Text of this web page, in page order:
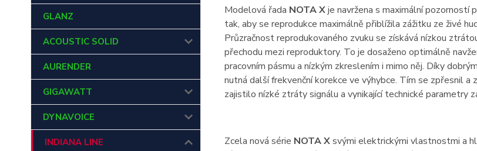
GLANZ
ACOUSTIC SOLID
AURENDER
GIGAWATT
DYNAVOICE
INDIANA LINE
Modelová řada NOTA Xje navržena s maximální pozorností
tak, aby se reprodukce maximálně přiblížila zážitku ze živé
Průzračnost reprodukovaného zvuku se získává nízkou
přechodu mezi reproduktory. To je dosaženo optimálně
pracovním pásmu a nízkým zkreslením i mimo něj. Díky
nutná další frekvenční korekce ve výhybce. Tím se zpřesnil
zajistilo nízké ztráty signálu a vynikající technické parametry
Zcela nová série NOTA Xsvými elektrickými vlastnostmi a